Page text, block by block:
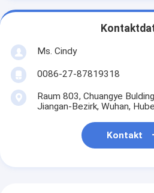
Ms. Cindy
0086-27-87819318
Raum 803, Chuangye
Jiangan-Bezirk, Wuhan,
Kontakt